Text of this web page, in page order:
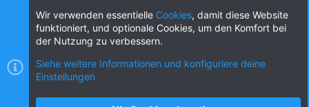
Diese Seite teilen
Wir verwenden essentielle Cookies, damit diese Website
funktioniert, und optionale Cookies, um den Komfort bei
der Nutzung zu verbessern.
Siehe weitere Informationen und konfiguriere deine
Einstellungen